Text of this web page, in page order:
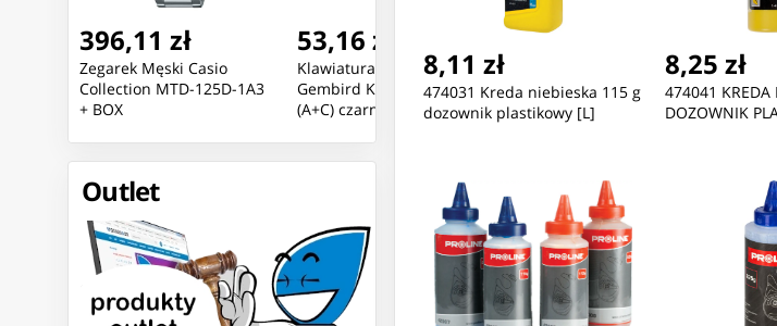
396,11 zł
Zegarek Męski Casio
Collection MTD-125D-1A3
+ BOX
53,16 zł
Klawiatura multimedialna
Gembird KB-MCH-06 USB
(A+C) czarna
33,02 zł
Gembird Hub USB 3.2 Gen
2 siedmioportowy 6 x USB-
A 2.0 + 1 x USB-A 3.2
Mysz
01
Outlet
8,11 zł
474031 Kreda niebieska 115 g
dozownik plastikowy [L]
8,25 zł
474041 KREDA
DOZOWNIK